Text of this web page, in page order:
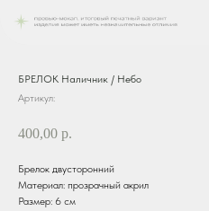
БРЕЛОК Наличник / Небо
Артикул:
400,00 р.
Брелок двусторонний
Материал: прозрачный акрил
Размер: 6 см